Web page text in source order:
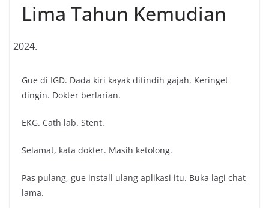
Lima Tahun Kemudian
Gue di IGD. Dada kiri kayak ditindih gajah. Keringet
dingin. Dokter berlarian.
EKG. Cath lab. Stent.
Selamat, kata dokter. Masih ketolong.
Pas pulang, gue install ulang aplikasi itu. Buka lagi chat
lama.